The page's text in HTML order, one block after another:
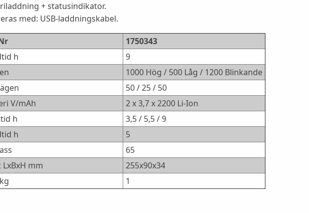
+ statusindikator.
med: USB-laddningskabel.
1750343
h
9
1000 Hög / 500 Låg / 1200 Blinkande
50 / 25 / 50
V/mAh
2 x 3,7 x 2200 Li-Ion
h
3,5 / 5,5 / 9
h
5
65
mm
255x90x34
1